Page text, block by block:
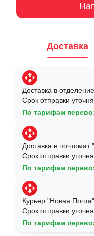
Доставка
Доставка в
Срок отправки
По тарифам
Доставка в
Срок отправки
По тарифам
Курьер "Новая
Срок отправки
По тарифам